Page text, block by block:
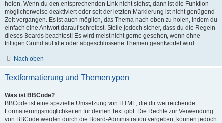
holen. Wenn du den entsprechenden Link nicht siehst, dann ist die Funktion
möglicherweise deaktiviert oder seit der letzten Markierung ist nicht genügend
Zeit vergangen. Es ist auch möglich, das Thema nach oben zu holen, indem du
einfach eine Antwort darauf schreibst. Stelle jedoch sicher, dass du die Regeln
dieses Boards beachtest! Es wird meist nicht gerne gesehen, wenn ohne
triftigen Grund auf alte oder abgeschlossene Themen geantwortet wird.
Nach oben
Textformatierung und Thementypen
Was ist BBCode?
BBCode ist eine spezielle Umsetzung von HTML, die dir weitreichende
Formatierungsmöglichkeiten für deinen Text gibt. Die Rechte zur Verwendung
von BBCode werden durch die Board-Administration vergeben, können jedoch